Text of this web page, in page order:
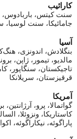
کارائیب
سنت کیتس، باربادوس،
جامائیکا، سنت لوسیا،
آسیا
بنگلادش، اندونزی،
مالدیو، تیمور، ژاپن،
تاجیکستان، سنگاپور،
قرقیزستان، سریلانکا
آمریکا
گواتمالا، پرو،
کاستاریکا، ونزوئلا،
پاراگوئه، نیکاراگوئه،